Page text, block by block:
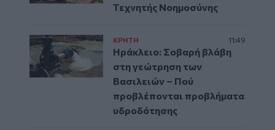
Τεχνητής Νοημοσύνης
ΚΡΗΤΗ 11:49
Ηράκλειο: Σοβαρή βλάβη
στη γεώτρηση των
Βασιλειών – Πού
προβλέπονται προβλήματα
υδροδότησης